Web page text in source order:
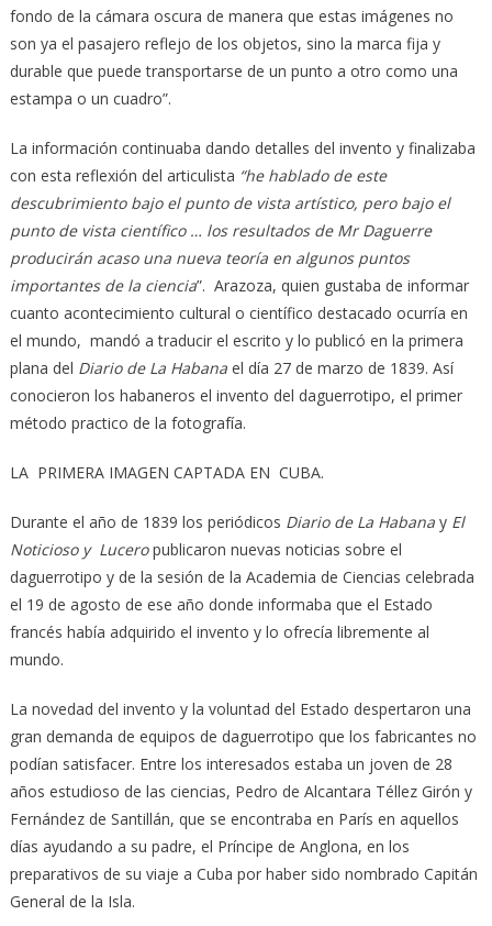
fondo de la cámara oscura de manera que estas imágenes no
son ya el pasajero reflejo de los objetos, sino la marca fija y
durable que puede transportarse de un punto a otro como una
estampa o un cuadro”.
La información continuaba dando detalles del invento y finalizaba
con esta reflexión del articulista “he hablado de este
descubrimiento bajo el punto de vista artístico, pero bajo el
punto de vista científico … los resultados de Mr Daguerre
producirán acaso una nueva teoría en algunos puntos
importantes de la ciencia”. Arazoza, quien gustaba de informar
cuanto acontecimiento cultural o científico destacado ocurría en
el mundo, mandó a traducir el escrito y lo publicó en la primera
plana del Diario de La Habanael día 27 de marzo de 1839. Así
conocieron los habaneros el invento del daguerrotipo, el primer
método practico de la fotografía.
LA PRIMERA IMAGEN CAPTADA EN CUBA.
Durante el año de 1839 los periódicos Diario de La Habanay El
Noticioso y Luceropublicaron nuevas noticias sobre el
daguerrotipo y de la sesión de la Academia de Ciencias celebrada
el 19 de agosto de ese año donde informaba que el Estado
francés había adquirido el invento y lo ofrecía libremente al
mundo.
La novedad del invento y la voluntad del Estado despertaron una
gran demanda de equipos de daguerrotipo que los fabricantes no
podían satisfacer. Entre los interesados estaba un joven de 28
años estudioso de las ciencias, Pedro de Alcantara Téllez Girón y
Fernández de Santillán, que se encontraba en París en aquellos
días ayudando a su padre, el Príncipe de Anglona, en los
preparativos de su viaje a Cuba por haber sido nombrado Capitán
General de la Isla.